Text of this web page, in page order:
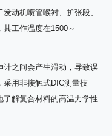
动机喷管喉衬、扩张段、
工作温度在1500～
计之间会产生滑动，导致误
采用非接触式DIC测量技
解复合材料的高温力学性